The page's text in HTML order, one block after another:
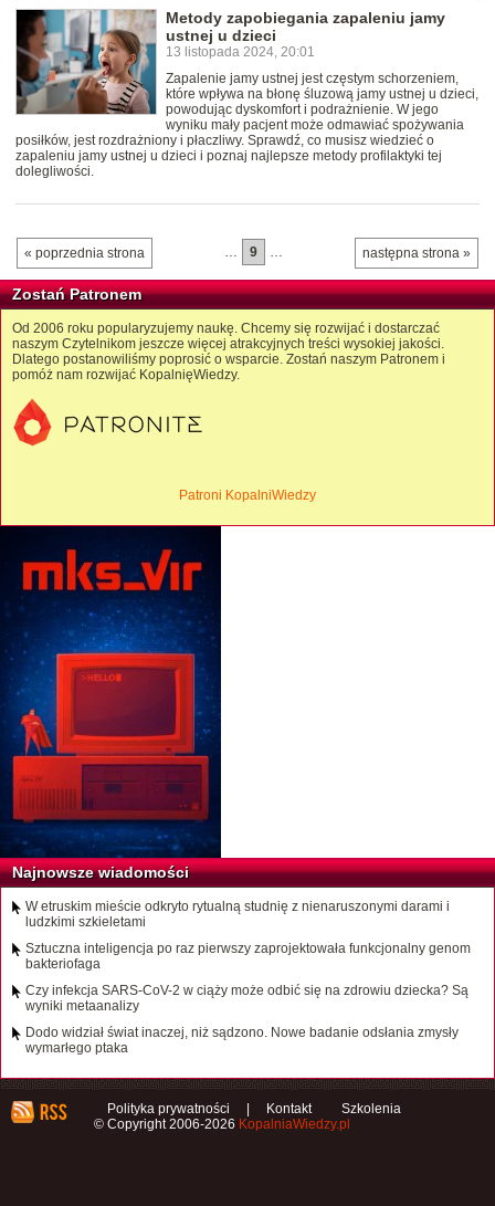
Metody zapobiegania zapaleniu jamy
ustnej u dzieci
13 listopada 2024, 20:01
Zapalenie jamy ustnej jest częstym schorzeniem,
które wpływa na błonę śluzową jamy ustnej u dzieci,
powodując dyskomfort i podrażnienie. W jego
wyniku mały pacjent może odmawiać spożywania
posiłków, jest rozdrażniony i płaczliwy. Sprawdź, co musisz wiedzieć o
zapaleniu jamy ustnej u dzieci i poznaj najlepsze metody profilaktyki tej
dolegliwości.
« poprzednia strona następna strona »
… 9 …
Zostań Patronem
Od 2006 roku popularyzujemy naukę. Chcemy się rozwijać i dostarczać
naszym Czytelnikom jeszcze więcej atrakcyjnych treści wysokiej jakości.
Dlatego postanowiliśmy poprosić o wsparcie. Zostań naszym Patronem i
pomóż nam rozwijać KopalnięWiedzy.
Patroni KopalniWiedzy
Najnowsze wiadomości
W etruskim mieście odkryto rytualną studnię z nienaruszonymi darami i
ludzkimi szkieletami
Sztuczna inteligencja po raz pierwszy zaprojektowała funkcjonalny genom
bakteriofaga
Czy infekcja SARS-CoV-2 w ciąży może odbić się na zdrowiu dziecka? Są
wyniki metaanalizy
Dodo widział świat inaczej, niż sądzono. Nowe badanie odsłania zmysły
wymarłego ptaka
Polityka prywatności Kontakt
Szkolenia
© Copyright 2006-2026 KopalniaWiedzy.pl